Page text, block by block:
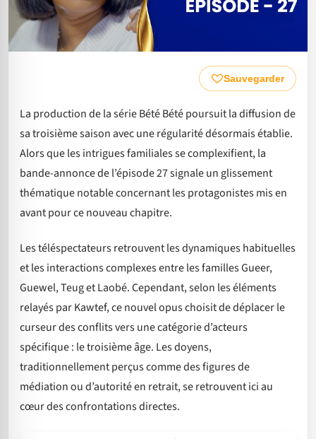
Sauvegarder
La production de la série Bété Bété poursuit la diffusion de
sa troisième saison avec une régularité désormais établie.
Alors que les intrigues familiales se complexifient, la
bande-annonce de l’épisode 27 signale un glissement
thématique notable concernant les protagonistes mis en
avant pour ce nouveau chapitre.
Les téléspectateurs retrouvent les dynamiques habituelles
et les interactions complexes entre les familles Gueer,
Guewel, Teug et Laobé. Cependant, selon les éléments
relayés par Kawtef, ce nouvel opus choisit de déplacer le
curseur des conflits vers une catégorie d’acteurs
spécifique : le troisième âge. Les doyens,
traditionnellement perçus comme des figures de
médiation ou d’autorité en retrait, se retrouvent ici au
cœur des confrontations directes.